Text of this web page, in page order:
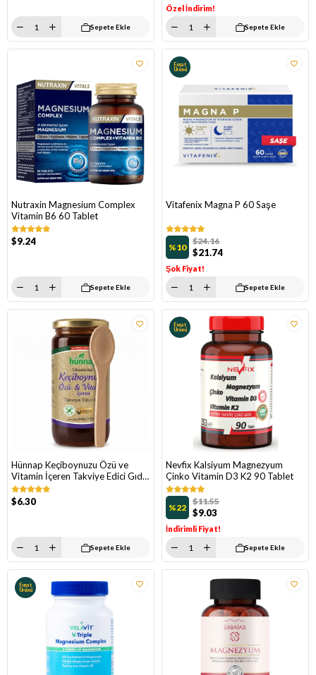
Sepete Ekle
Özel İndirim!
Sepete Ekle
Nutraxin Magnesium Complex
Vitamin B6 60 Tablet
$9.24
Sepete Ekle
Vitafenix Magna P 60 Saşe
%10 $21.74
$24.16
Şok Fiyat!
Fırsat
Ürünü
Sepete Ekle
Hünnap Keçiboynuzu Özü ve
Vitamin İçeren Takviye Edici Gıda
640 gr
$6.30
Sepete Ekle
Nevfix Kalsiyum Magnezyum
Çinko Vitamin D3 K2 90 Tablet
%22 $9.03
$11.55
İndirimli Fiyat!
Fırsat
Ürünü
Sepete Ekle
Fırsat
Ürünü